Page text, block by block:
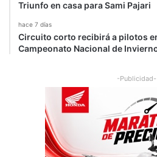
Triunfo en casa para Sami Pajari
hace 7 días
Circuito corto recibirá a pilotos
Campeonato Nacional de
-Publicidad-